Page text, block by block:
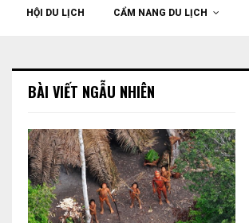
HỘI DU LỊCH CẨM NANG DU LỊCH
BÀI VIẾT NGẪU NHIÊN